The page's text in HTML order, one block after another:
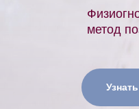
метод